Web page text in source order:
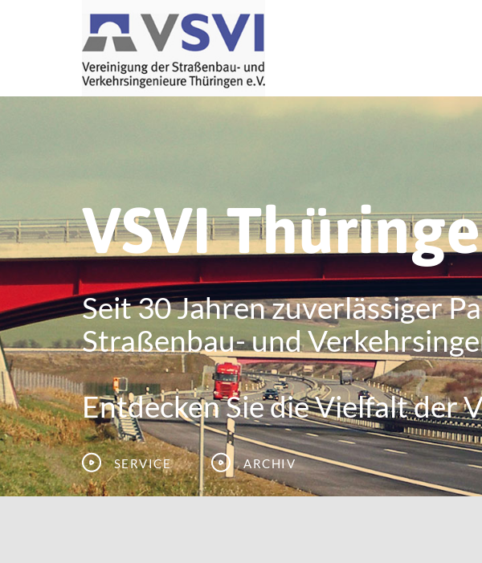
VSVI
Seit 30 Jahren zuverlässiger
Straßenbau- und
Entdecken Sie die Vielfalt der
Service Archiv